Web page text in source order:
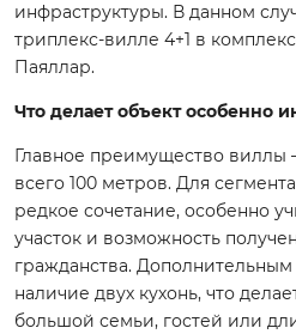
инфраструктуры. В данном
триплекс-вилле 4+1 в
Паяллар.
Что делает объект особенно
Главное преимущество виллы
всего 100 метров. Для
редкое сочетание, особенно
участок и возможность
гражданства.
наличие двух кухонь, что
большой семьи, гостей или
Комплекс в Алании в
67.000€
Город/район
Площадь
Планировка
Растояние до моря